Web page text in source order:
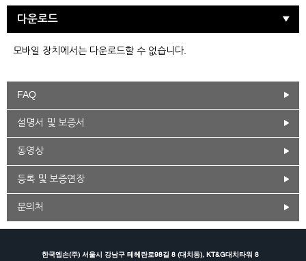
다운로드
모바일 장치에서는 다운로드할 수 없습니다.
FAQ
설명서 및 보증서
동영상
등록 및 보증연장
문의처
한국엡손(주) 서울시 강남구 테헤란로98길 8 (대치동), KT&G대치타워 8